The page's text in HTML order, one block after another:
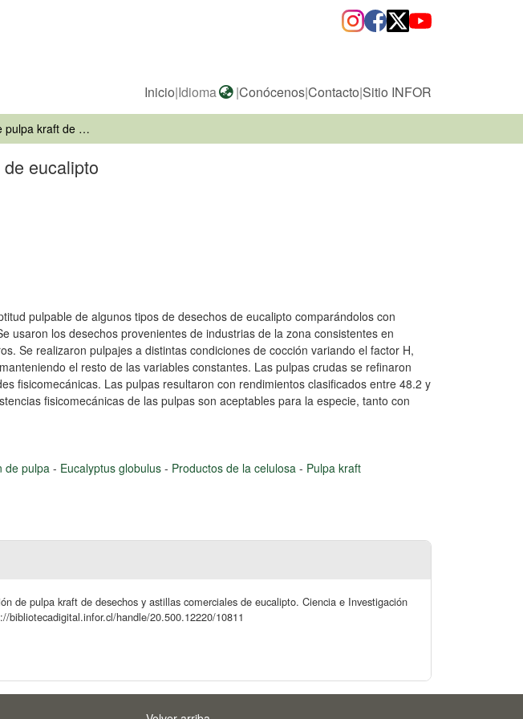
Inicio|Idioma |Conócenos|Contacto|Sitio INFOR
Obtención de pulpa kraft de desechos y astillas comerciales de eucalipto
eucalipto
pulpable de algunos tipos de desechos de eucalipto comparándolos con
usaron los desechos provenientes de industrias de la zona consistentes en
Se realizaron pulpajes a distintas condiciones de cocción variando el factor H,
el resto de las variables constantes. Las pulpas crudas se refinaron
fisicomecánicas. Las pulpas resultaron con rendimientos clasificados entre 48.2 y
fisicomecánicas de las pulpas son aceptables para la especie, tanto con
de pulpa - Eucalyptus globulus - Productos de la celulosa - Pulpa kraft
de pulpa kraft de desechos y astillas comerciales de eucalipto. Ciencia e Investigación
bibliotecadigital.infor.cl/handle/20.500.12220/10811